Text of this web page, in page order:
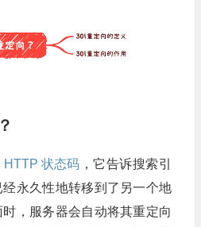
HTTP 状态码 ，它告诉搜索引
永久性地转移到了另一个地
，服务器会自动将其重定向